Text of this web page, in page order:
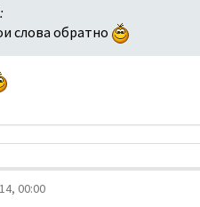
слова обратно
00:00